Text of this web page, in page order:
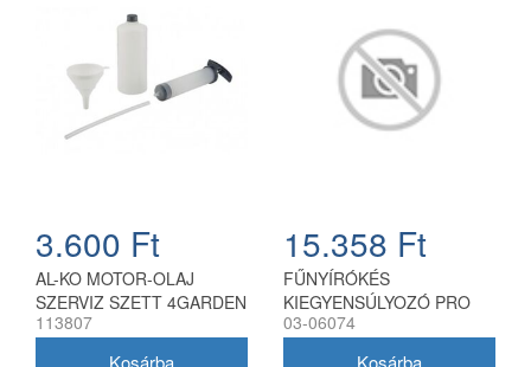
3.600 Ft
AL-KO MOTOR-OLAJ
SZERVIZ SZETT 4GARDEN
113807
15.358 Ft
FŰNYÍRÓKÉS
KIEGYENSÚLYOZÓ PRO
03-06074